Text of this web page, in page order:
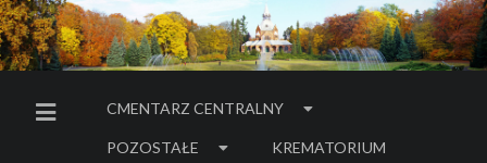
MENU BOCZNE
CMENTARZ CENTRALNY
POZOSTAŁE KREMATORIUM